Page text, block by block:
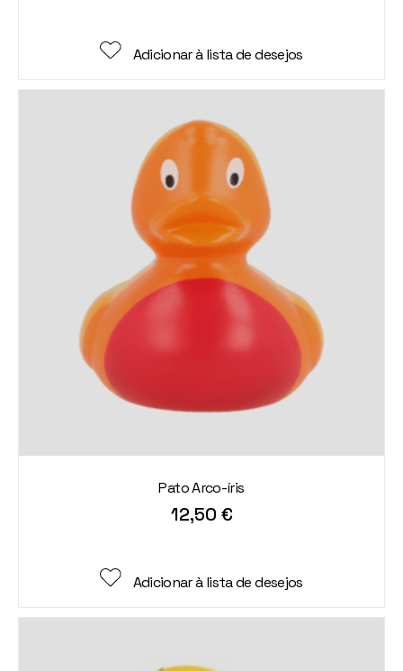
Adicionar à lista de desejos
Pato Arco-íris
12,50 €
Adicionar à lista de desejos